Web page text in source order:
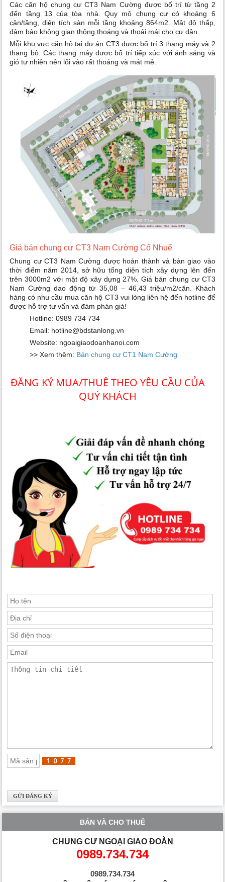
Các căn hộ chung cư CT3 Nam Cường được bố trí từ tầng 2
đến tầng 13 của tòa nhà. Quy mô chung cư có khoảng 6
căn/tầng, diện tích sàn mỗi tầng khoảng 864m2. Mật độ thấp,
đảm bảo không gian thông thoáng và thoải mái cho cư dân.
Mỗi khu vực căn hộ tại dự án CT3 được bố trí 3 thang máy và 2
thang bộ. Các thang máy được bố trí tiếp xúc với ánh sáng và
gió tự nhiên nên lối vào rất thoáng và mát mẻ.
Giá bán chung cư CT3 Nam Cường Cổ Nhuế
Chung cư CT3 Nam Cường được hoàn thành và bàn giao vào
thời điểm năm 2014, sở hữu tổng diện tích xây dựng lên đến
trên 3000m2 với mật độ xây dựng 27%. Giá bán chung cư CT3
Nam Cường dao động từ 35,08 – 46,43 triệu/m2/căn. Khách
hàng có nhu cầu mua căn hộ CT3 vui lòng liên hệ đến hotline để
được hỗ trợ tư vấn và đàm phán giá!
Hotline: 0989 734 734
Email: hotline@bdstanlong.vn
Website: ngoaigiaodoanhanoi.com
>> Xem thêm: Bán chung cư CT1 Nam Cường
ĐĂNG KÝ MUA/THUÊ THEO YÊU CẦU CỦA
QUÝ KHÁCH
BÁN VÀ CHO THUÊ
CHUNG CƯ NGOẠI GIAO ĐOÀN
0989.734.734
0989.734.734